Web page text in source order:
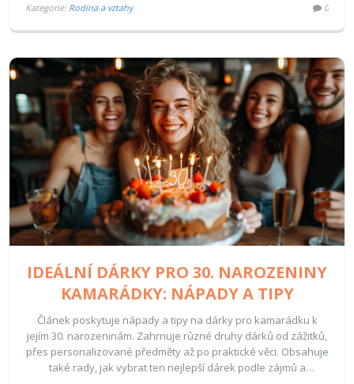
Kategorie: Rodina a vztahy 0
IDEÁLNÍ DÁRKY PRO 30. NAROZENINY
KAMARÁDKY: NÁPADY A TIPY
Článek poskytuje nápady a tipy na dárky pro kamarádku k
jejím 30. narozeninám. Zahrnuje různé druhy dárků od zážitků,
přes personalizované předměty až po praktické věci. Obsahuje
také rady, jak vybrat ten nejlepší dárek podle zájmů a